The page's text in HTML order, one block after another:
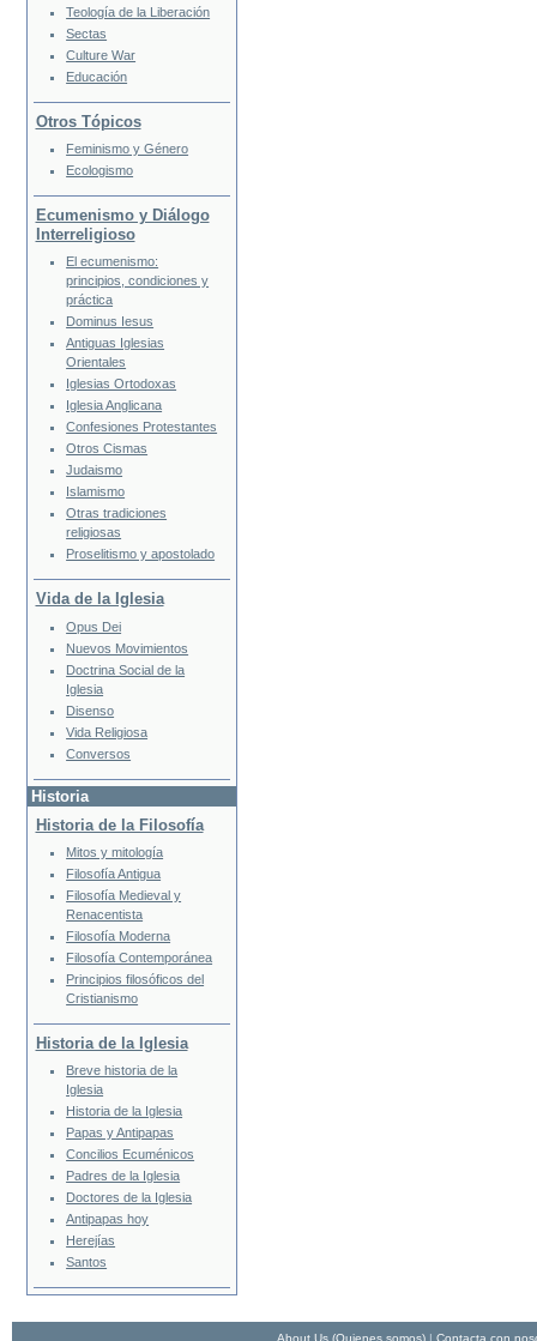
Teología de la Liberación
Sectas
Culture War
Educación
Otros Tópicos
Feminismo y Género
Ecologismo
Ecumenismo y Diálogo
Interreligioso
El ecumenismo:
principios, condiciones y
práctica
Dominus Iesus
Antiguas Iglesias
Orientales
Iglesias Ortodoxas
Iglesia Anglicana
Confesiones Protestantes
Otros Cismas
Judaismo
Islamismo
Otras tradiciones
religiosas
Proselitismo y apostolado
Vida de la Iglesia
Opus Dei
Nuevos Movimientos
Doctrina Social de la
Iglesia
Disenso
Vida Religiosa
Conversos
Historia
Historia de la Filosofía
Mitos y mitología
Filosofía Antigua
Filosofía Medieval y
Renacentista
Filosofía Moderna
Filosofía Contemporánea
Principios filosóficos del
Cristianismo
Historia de la Iglesia
Breve historia de la
Iglesia
Historia de la Iglesia
Papas y Antipapas
Concilios Ecuménicos
Padres de la Iglesia
Doctores de la Iglesia
Antipapas hoy
Herejías
Santos
About Us (Quienes somos) | Contacta con